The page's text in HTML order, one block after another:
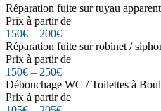
Réparation fuite sur tuyau
Prix à partir de
150€ – 200€
Réparation fuite sur robinet /
Prix à partir de
150€ – 250€
Débouchage WC / Toilettes à
Prix à partir de